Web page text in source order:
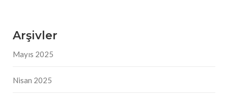
Arşivler
Mayıs 2025
Nisan 2025